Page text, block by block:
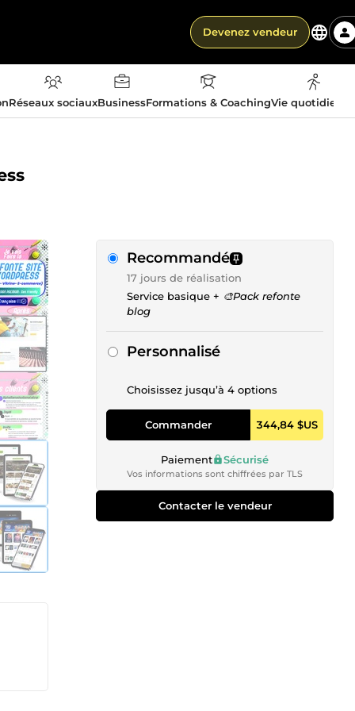
Devenez vendeur
Réseaux sociauxBusinessFormations & CoachingVie
Recommandé
17 jours de réalisation
Service basique + 🎨Pack refonte
blog
Personnalisé
Choisissez jusqu’à 4 options
Commander 344,84 $US
Paiement Sécurisé
Vos informations sont chiffrées par TLS
Contacter le vendeur